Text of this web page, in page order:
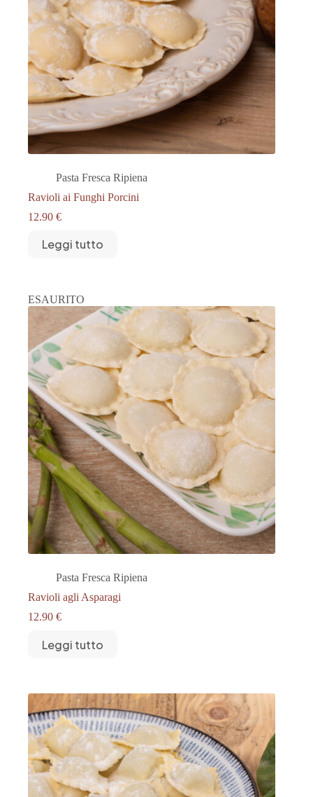
Pasta Fresca Ripiena
Ravioli ai Funghi Porcini
12.90 €
Leggi tutto
ESAURITO
Pasta Fresca Ripiena
Ravioli agli Asparagi
12.90 €
Leggi tutto